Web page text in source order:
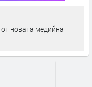
от новата медийна